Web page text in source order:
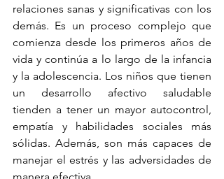
relaciones sanas y significativas con los
demás. Es un proceso complejo que
comienza desde los primeros años de
vida y continúa a lo largo de la infancia
y la adolescencia. Los niños que tienen
un desarrollo afectivo saludable
tienden a tener un mayor autocontrol,
empatía y habilidades sociales más
sólidas. Además, son más capaces de
manejar el estrés y las adversidades de